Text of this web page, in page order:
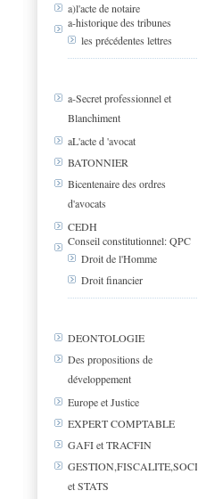
a)l'acte de notaire
a-historique des tribunes
les précédentes lettres
a-Secret professionnel et
Blanchiment
aL'acte d 'avocat
BATONNIER
Bicentenaire des ordres
d'avocats
CEDH
Conseil constitutionnel: QPC
Droit de l'Homme
Droit financier
DEONTOLOGIE
Des propositions de
développement
Europe et Justice
EXPERT COMPTABLE
GAFI et TRACFIN
GESTION,FISCALITE,SOCIAL
et STATS